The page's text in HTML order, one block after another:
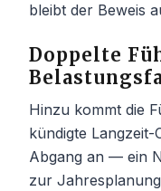
bleibt der Beweis
Doppelte
Hinzu kommt die
kündigte Langzeit-
Abgang an — ein
zur